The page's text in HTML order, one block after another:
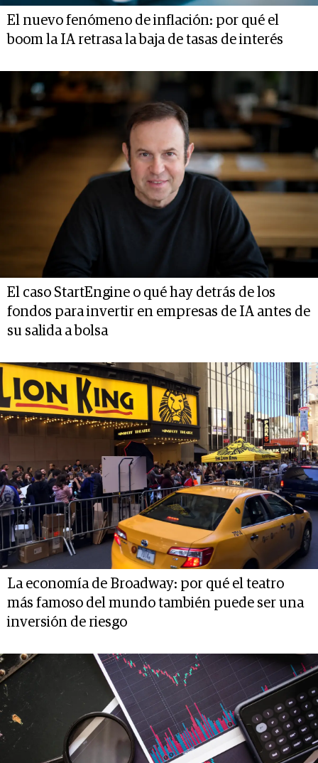
El nuevo fenómeno de inflación: por qué el
boom la IA retrasa la baja de tasas de interés
El caso StartEngine o qué hay detrás de los
fondos para invertir en empresas de IA antes de
su salida a bolsa
La economía de Broadway: por qué el teatro
más famoso del mundo también puede ser una
inversión de riesgo